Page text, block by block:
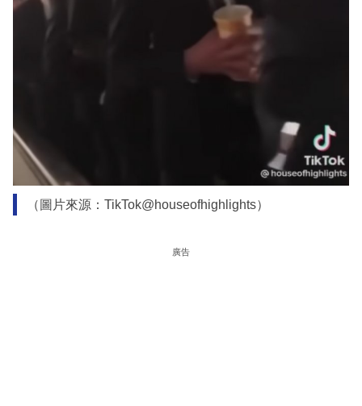
（圖片來源：TikTok@houseofhighlights）
廣告